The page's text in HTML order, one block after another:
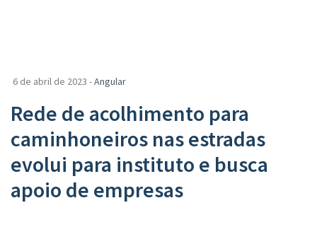
6 de abril de 2023 -Angular
Rede de acolhimento para
caminhoneiros nas estradas
evolui para instituto e busca
apoio de empresas